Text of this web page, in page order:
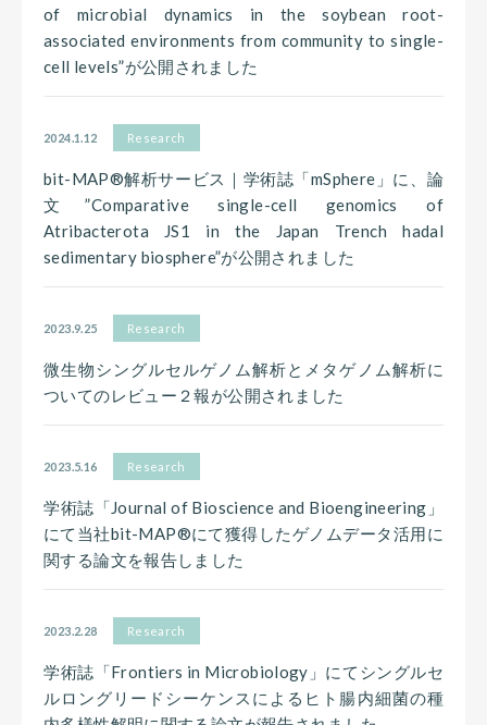
of microbial dynamics in the soybean root-
associated environments from community to single-
cell levels”が公開されました
2024.1.12 Research
bit-MAP®解析サービス｜学術誌「mSphere」に、論
文”Comparative single-cell genomics of
Atribacterota JS1 in the Japan Trench hadal
sedimentary biosphere”が公開されました
2023.9.25 Research
微生物シングルセルゲノム解析とメタゲノム解析に
ついてのレビュー２報が公開されました
2023.5.16 Research
学術誌「Journal of Bioscience and Bioengineering」
にて当社bit-MAP®にて獲得したゲノムデータ活用に
関する論文を報告しました
2023.2.28 Research
学術誌「Frontiers in Microbiology」にてシングルセ
ルロングリードシーケンスによるヒト腸内細菌の種